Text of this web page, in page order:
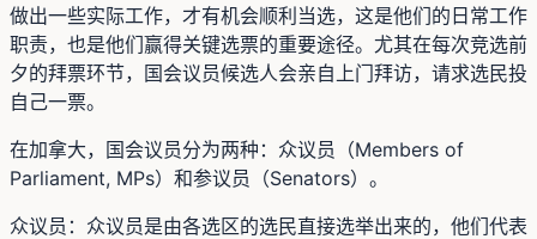
做出一些实际工作，才有机会顺利当选，这是他们的日常工作
职责，也是他们赢得关键选票的重要途径。尤其在每次竞选前
夕的拜票环节，国会议员候选人会亲自上门拜访，请求选民投
自己一票。
在加拿大，国会议员分为两种：众议员（Members of
Parliament, MPs）和参议员（Senators）。
众议员：众议员是由各选区的选民直接选举出来的，他们代表